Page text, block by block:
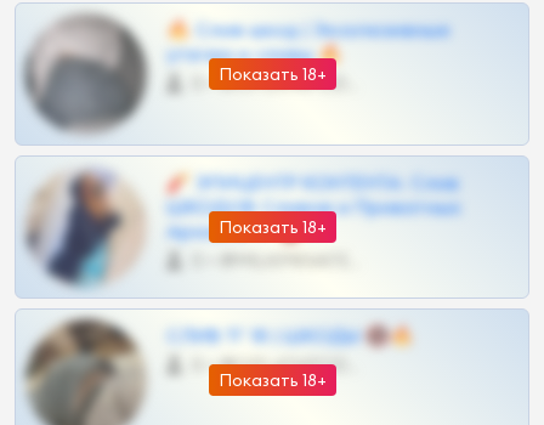
Показать 18+
🔥 Слив шкод | Эксклюзивные
утечки и сливы 🔥
0 •
Показать 18+
🧨 ЭПИЦЕНТР КОНТЕНТА: Слив
ШКОДОВ Сливов и Приватных
Архивов ТГ 🔞💎
Показать 18+
СЛИВ ТГ 18 | ШКОДЫ 🔞🔥
0 •